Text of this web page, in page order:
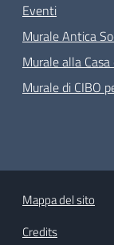
Eventi
Murale Antica
Murale alla
Murale di CIBO
Mappa del sito
Credits